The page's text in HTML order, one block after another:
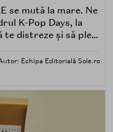
se mută la mare. Ne
K-Pop Days, la
te distreze și să pleci
Echipa Editorială Sole.ro